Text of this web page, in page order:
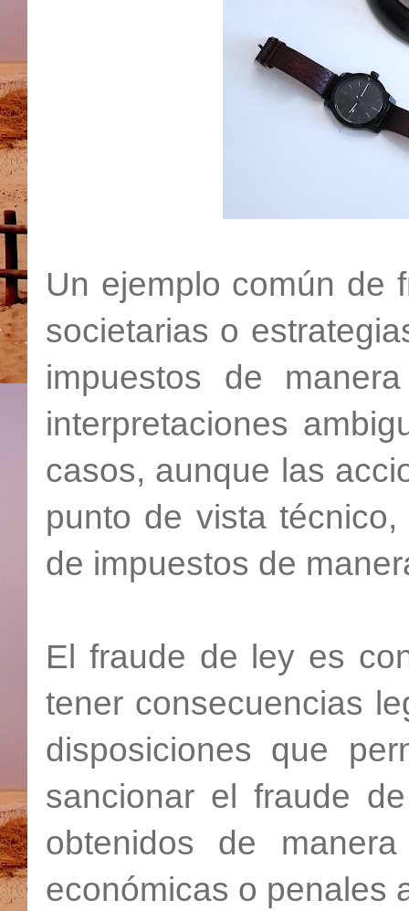
Un ejemplo común de
societarias o
impuestos de
interpretaciones
casos, aunque las
punto de vista
de impuestos de
El fraude de ley es
tener consecuencias
disposiciones que
sancionar el fraude
obtenidos de
económicas o penales